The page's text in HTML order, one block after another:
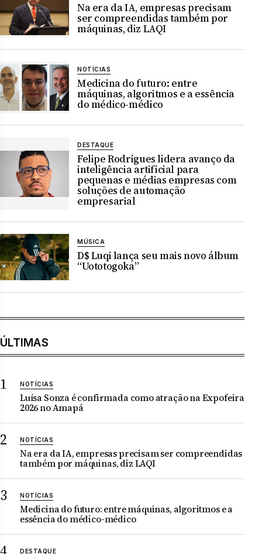
Na era da IA, empresas precisam
ser compreendidas também por
máquinas, diz LAQI
NOTÍCIAS
Medicina do futuro: entre
máquinas, algoritmos e a essência
do médico-médico
DESTAQUE
Felipe Rodrigues lidera avanço da
inteligência artificial para
pequenas e médias empresas com
soluções de automação
empresarial
MÚSICA
D$ Luqi lança seu mais novo álbum
“Uototogoka”
ÚLTIMAS
NOTÍCIAS
Luísa Sonza é confirmada como atração na Expofeira
2026 no Amapá
NOTÍCIAS
Na era da IA, empresas precisam ser compreendidas
também por máquinas, diz LAQI
NOTÍCIAS
Medicina do futuro: entre máquinas, algoritmos e a
essência do médico-médico
DESTAQUE